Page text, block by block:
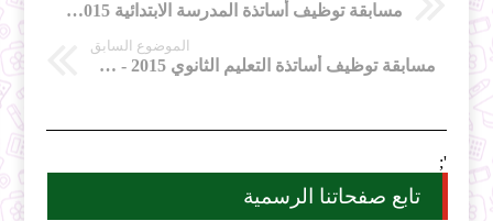
مسابقة توظيف أساتذة المدرسة الابتدائية 2015 - كل التفاصيل
الموضوع السابق
مسابقة توظيف أساتذة التعليم الثانوي 2015 - كل التفاصيل
';
تابع صفحاتنا الرسمية